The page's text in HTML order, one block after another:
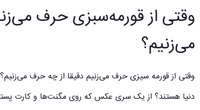
وقتی از قورمه‌سبزی حرف
می‌زنیم؟
وقتی از قورمه سیزی حرف می‌زنیم دقیقا از چه حرف
دنیا هستند؟ از یک سری عکس که روی مگنت‌ها و کارت